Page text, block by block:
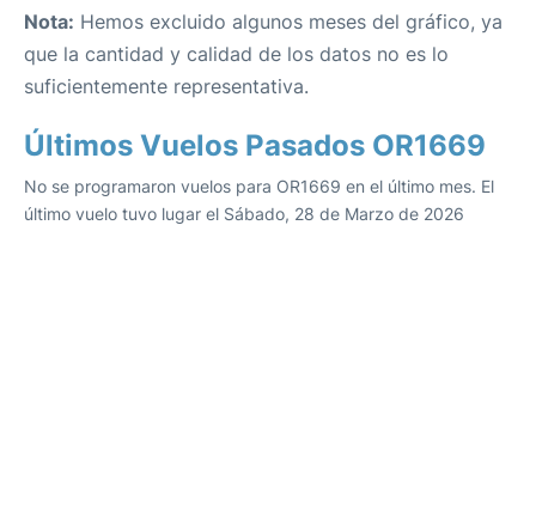
Nota: Hemos excluido algunos meses del gráfico, ya
que la cantidad y calidad de los datos no es lo
suficientemente representativa.
Últimos Vuelos Pasados OR1669
No se programaron vuelos para OR1669 en el último mes. El
último vuelo tuvo lugar el Sábado, 28 de Marzo de 2026